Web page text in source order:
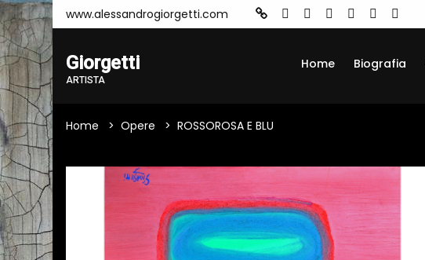
www.alessandrogiorgetti.com
Giorgetti
ARTISTA
Home Biografia
Home Opere ROSSOROSA E BLU